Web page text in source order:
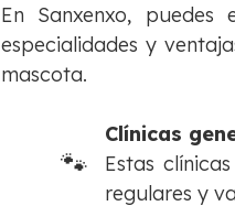
En Sanxenxo,
especialidades y
mascota.
Clínicas
Estas
regulares y